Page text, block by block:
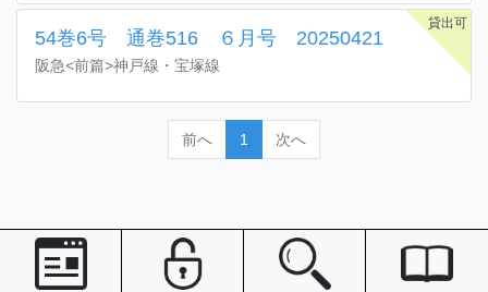
貸出可
54巻6号 通巻516 ６月号 20250421
阪急<前篇>神戸線・宝塚線
前へ 1 次へ